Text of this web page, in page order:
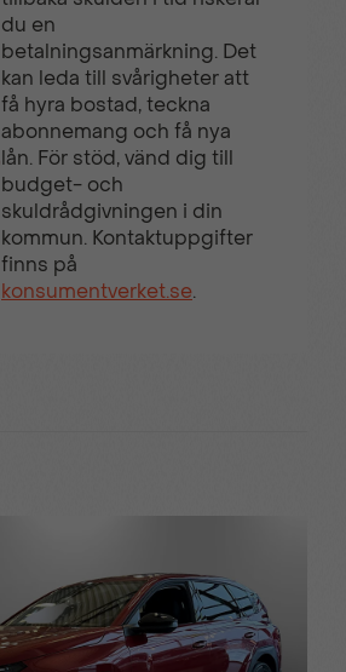
du en
betalningsanmärkning. Det
kan leda till svårigheter att
få hyra bostad, teckna
abonnemang och få nya
lån. För stöd, vänd dig till
budget- och
skuldrådgivningen i din
kommun. Kontaktuppgifter
finns på
konsumentverket.se.